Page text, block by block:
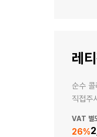
레
순수
직접주
VAT 별
26%